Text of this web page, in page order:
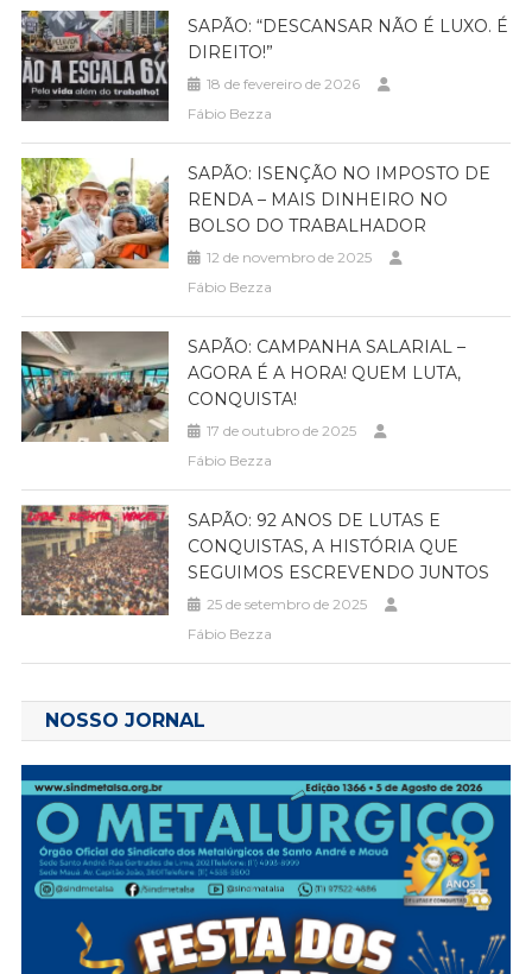
SAPÃO: “DESCANSAR NÃO É LUXO. É
DIREITO!”
18 de fevereiro de 2026
Fábio Bezza
SAPÃO: ISENÇÃO NO IMPOSTO DE
RENDA – MAIS DINHEIRO NO
BOLSO DO TRABALHADOR
12 de novembro de 2025
Fábio Bezza
SAPÃO: CAMPANHA SALARIAL –
AGORA É A HORA! QUEM LUTA,
CONQUISTA!
17 de outubro de 2025
Fábio Bezza
SAPÃO: 92 ANOS DE LUTAS E
CONQUISTAS, A HISTÓRIA QUE
SEGUIMOS ESCREVENDO JUNTOS
25 de setembro de 2025
Fábio Bezza
NOSSO JORNAL